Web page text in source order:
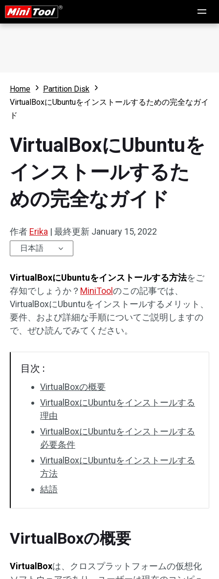
Home
Partition Disk
VirtualBoxにUbuntuをインストールするための完全なガイ
ド
VirtualBoxにUbuntuを
インストールするた
めの完全なガイド
作者 Erika | 最終更新 January 15, 2022
日本語
VirtualBoxにUbuntuをインストールする方法をご
存知でしょうか？ MiniToolのこの記事では、
VirtualBoxにUbuntuをインストールするメリット、
要件、および詳細な手順についてご説明しますの
で、ぜひ読んでみてください。
目次 :
VirtualBoxの概要
VirtualBoxにUbuntuをインストールする
理由
VirtualBoxにUbuntuをインストールする
必要条件
VirtualBoxにUbuntuをインストールする
方法
結語
VirtualBoxの概要
VirtualBoxは、クロスプラットフォームの仮想化